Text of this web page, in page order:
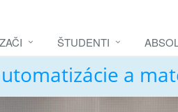
ŠTUDENTI
a